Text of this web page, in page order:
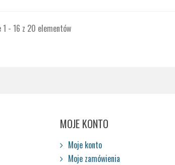
1 - 16 z 20 elementów
MOJE KONTO
Moje konto
Moje zamówienia